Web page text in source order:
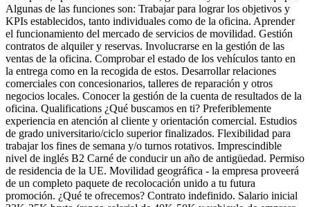
Algunas de las funciones son: Trabajar para lograr los objetivos y
KPIs establecidos, tanto individuales como de la oficina. Aprender
el funcionamiento del mercado de servicios de movilidad. Gestión
contratos de alquiler y reservas. Involucrarse en la gestión de las
ventas de la oficina. Comprobar el estado de los vehículos tanto en
la entrega como en la recogida de estos. Desarrollar relaciones
comerciales con concesionarios, talleres de reparación y otros
negocios locales. Conocer la gestión de la cuenta de resultados de la
oficina. Qualifications ¿Qué buscamos en ti? Preferiblemente
experiencia en atención al cliente y orientación comercial. Estudios
de grado universitario/ciclo superior finalizados. Flexibilidad para
trabajar los fines de semana y/o turnos rotativos. Imprescindible
nivel de inglés B2 Carné de conducir un año de antigüedad. Permiso
de residencia de la UE. Movilidad geográfica - la empresa proveerá
de un completo paquete de recolocación unido a tu futura
promoción. ¿Qué te ofrecemos? Contrato indefinido. Salario inicial